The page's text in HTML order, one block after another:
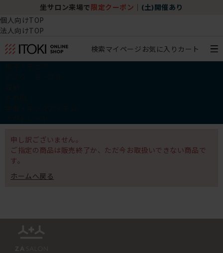
坐サロン来場で 限定クーポン (土)開催あり
個人向けTOP
法人向けTOP
検索マイページ お気に入り カート
申し訳ございません。
ご指定の商品は販売終了か、ただ今お取扱いできない商品で
す。
ホームへ戻る